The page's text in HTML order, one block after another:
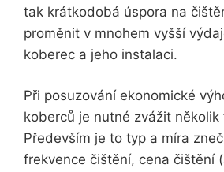
tak krátkodobá úspora na
proměnit v mnohem vyšší
koberec a jeho instalaci.
Při posuzování ekonomické
koberců je nutné zvážit několik
Především je to typ a míra
frekvence čištění, cena čištění